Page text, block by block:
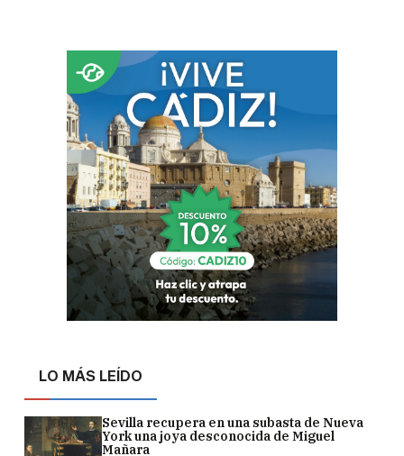
LO MÁS LEÍDO
Sevilla recupera en una subasta de Nueva
York una joya desconocida de Miguel
Mañara